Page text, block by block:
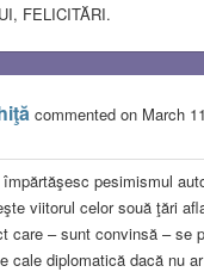
FELICITĂRI.
commented on March
pesimismul
viitorul celor souă ţări
care – sunt convinsă – se
cale diplomatică dacă nu